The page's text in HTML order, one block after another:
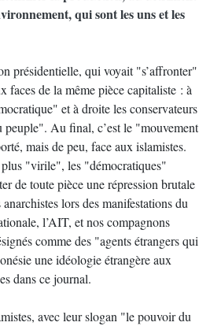
qui sont les uns et les
présidentielle, qui voyait "s’affronter"
faces de la même pièce capitaliste : à
et à droite les conservateurs
Au final, c’est le "mouvement
mais de peu, face aux islamistes.
"virile", les "démocratiques"
de toute pièce une répression brutale
lors des manifestations du
l’AIT, et nos compagnons
comme des "agents étrangers qui
une idéologie étrangère aux
dans ce journal.
avec leur slogan "le pouvoir du